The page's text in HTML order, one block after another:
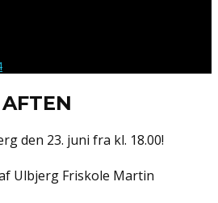
den 23. juni fra kl. 18.00!
Ulbjerg Friskole Martin